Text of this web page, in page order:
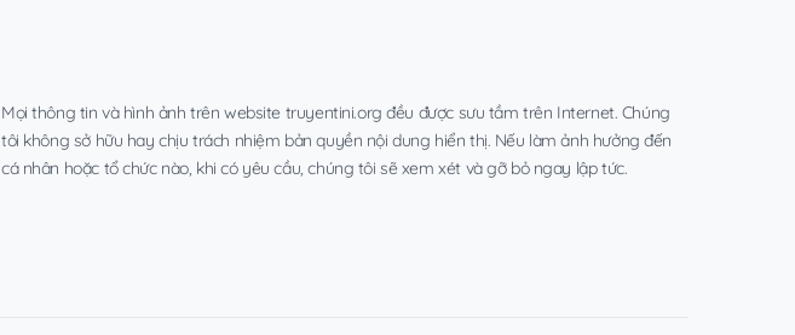
Mọi thông tin và hình ảnh trên website truyentini.org đều được sưu tầm trên Internet. Chúng
tôi không sở hữu hay chịu trách nhiệm bản quyền nội dung hiển thị. Nếu làm ảnh hưởng đến
cá nhân hoặc tổ chức nào, khi có yêu cầu, chúng tôi sẽ xem xét và gỡ bỏ ngay lập tức.